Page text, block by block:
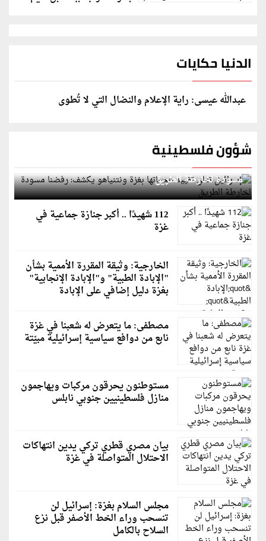
الدنيا حكايات
عبدالله عيسى: راية الإعلام والنضال التي لا تُطوى
شؤون فلسطينية
إسرائيل تعلن تقييد هجماتها بغزة ونتنياهو يكشف: رفضنا
مسودة لخارطة الطريق
112 شهيدًا .. أكبر جنازة جماعية في
غزة
الخارجية: وثيقة المقررة الأممية بشأن
"الإبادة الطبية" و"الإبادة الإنجابية"
بغزة دليل إضافي على الإبادة
مصطفى: ما يتعرض له شعبنا في غزة
نابع من دوافع سياسية إسرائيلية مبيّتة
مستوطنون يحرقون مركبات ويهاجمون
منازل فلسطينيين جنوبي نابلس
بيان مصري قطري تركي يدين انتهاكات
الاحتلال المتواصلة في غزة
مجلس السلام بغزة: إسرائيل لن
تنسحب وراء الخط الأصفر قبل نزع
السلاح بالكامل